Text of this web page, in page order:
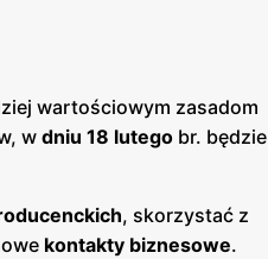
wartościowym zasadom
wdniu 18 lutego br. będzie
, skorzystać z
kontakty biznesowe.